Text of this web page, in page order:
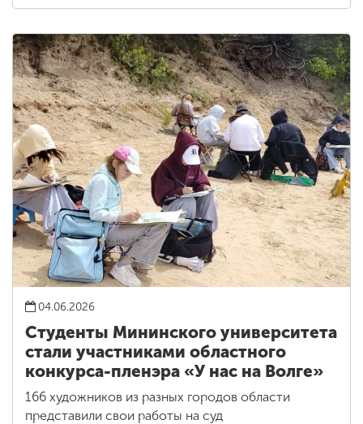
04.06.2026
Студенты Мининского университета
стали участниками областного
конкурса-пленэра «У нас на Волге»
166 художников из разных городов области
представили свои работы на суд